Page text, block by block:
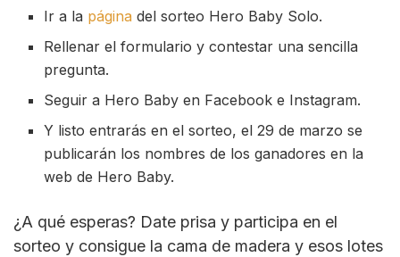
Ir a la página del sorteo Hero Baby Solo.
Rellenar el formulario y contestar una sencilla
pregunta.
Seguir a Hero Baby en Facebook e Instagram.
Y listo entrarás en el sorteo, el 29 de marzo se
publicarán los nombres de los ganadores en la
web de Hero Baby.
¿A qué esperas? Date prisa y participa en el
sorteo y consigue la cama de madera y esos lotes